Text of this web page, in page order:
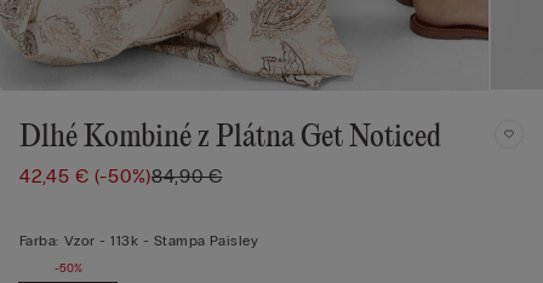
Dlhé Kombiné z Plátna Get Noticed
42,45 €(-50%)84,90 €
Farba: Vzor -113k - Stampa Paisley
-50%